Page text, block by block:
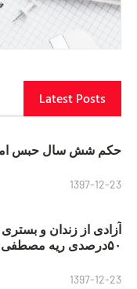
Latest Posts
حکم شش سال حبس
1397-12-23
آزادی از زندان و
۵۰درصدی ریه مصطفی دانشجو
1397-12-23